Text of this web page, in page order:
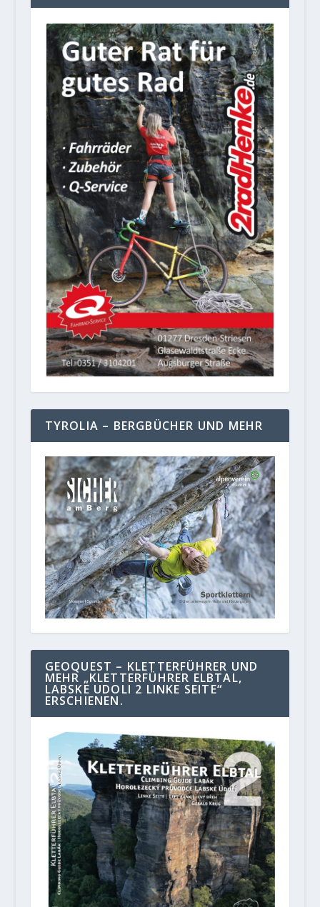
TYROLIA – BERGBÜCHER UND MEHR
GEOQUEST – KLETTERFÜHRER UND
MEHR „KLETTERFÜHRER ELBTAL,
LABSKE UDOLI 2 LINKE SEITE“
ERSCHIENEN.